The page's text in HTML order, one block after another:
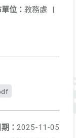
位： 教務處 |
： 2025-11-05